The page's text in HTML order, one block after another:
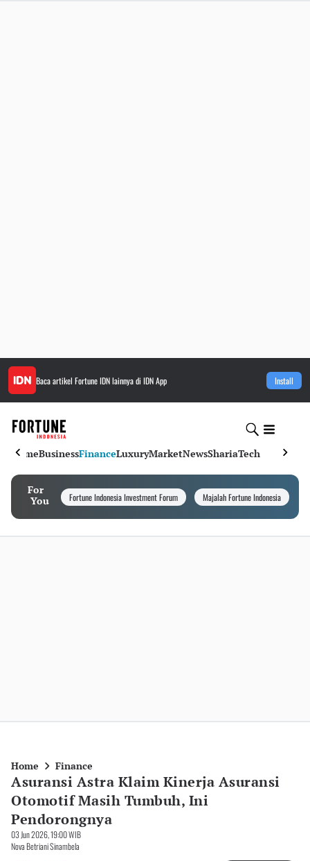
Baca artikel Fortune IDNlainnya di IDN App Install
HomeBusinessFinanceLuxuryMarketNewsShariaTech
For
You
Fortune Indonesia Investment Forum Majalah Fortune Indonesia
Home Finance
Asuransi Astra Klaim Kinerja Asuransi
Otomotif Masih Tumbuh, Ini
Pendorongnya
03 Jun 2026, 19:00 WIB
Nova Betriani Sinambela